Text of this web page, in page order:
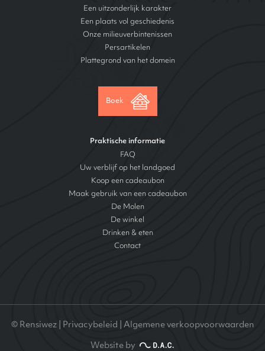
Een uitzonderlijk karakter
Een plaats vol geschiedenis
Onze milieuverbintenissen
Persartikelen
Plattegrond van het domein
Boek
Praktische informatie
FAQ
Uw verblijf op het landgoed
Koop een cadeaubon
Maak gebruik van een cadeaubon
De Molen
De winkel
Drinken & eten
Contact
© Rensiwez | Privacybeleid Algemene verkoopvoorwaarden
Website by